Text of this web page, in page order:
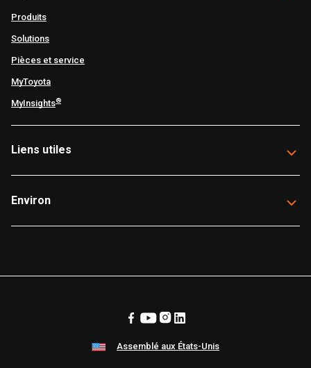
Produits
Solutions
Pièces et service
MyToyota
MyInsights®
Liens utiles
Environ
Assemblé aux États-Unis